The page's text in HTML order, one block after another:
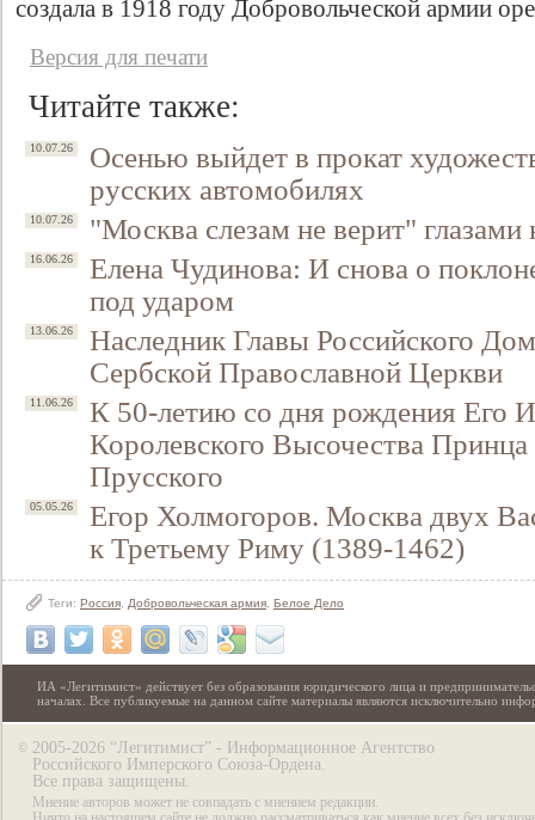
создала в 1918 году Добровольческой армии
Версия для печати
Читайте также:
10.07.26
Осенью выйдет в прокат
русских автомобилях
10.07.26 "Москва слезам не верит" глазами
16.06.26
Елена Чудинова: И снова о
под ударом
13.06.26
Наследник Главы Российского
Сербской Православной Церкви
11.06.26
К 50-летию со дня рождения Его
Королевского Высочества
Прусского
05.05.26
Егор Холмогоров. Москва двух
к Третьему Риму (1389-1462)
Теги: Россия Добровольческая армия Белое Дело
ИА «Легитимист» действует без образования юридического лица и
началах. Все публикуемые на данном сайте материалы являются исключительно
© 2005-2026 “Легитимист” - Информационное Агентство
Российского Имперского Союза-Ордена.
Все права защищены.
Мнение авторов может не совпадать с мнением редакции.